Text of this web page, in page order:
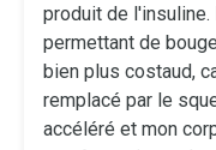
produit de
permettant de
bien plus costaud,
remplacé par le
accéléré et mon